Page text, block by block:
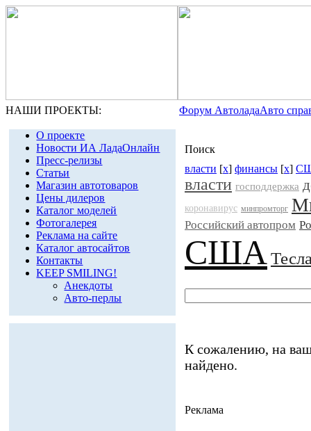
НАШИ ПРОЕКТЫ: Форум АвтоладаАвто
О проекте
Новости ИА ЛадаОнлайн
Пресс-релизы
Статьи
Магазин автотоваров
Цены дилеров
Каталог моделей
Фотогалерея
Реклама на сайте
Каталог автосайтов
Контакты
KEEP SMILING!
Анекдоты
Авто-перлы
Поиск
власти [x] финансы [x]
власти господдержка
коронавирус минпромторг
Российский автопром
США
К сожалению, на
найдено.
Реклама